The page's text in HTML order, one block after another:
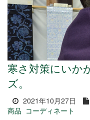
寒さ対策にいか
ズ。
2021年10月27日
商品 コーディネート